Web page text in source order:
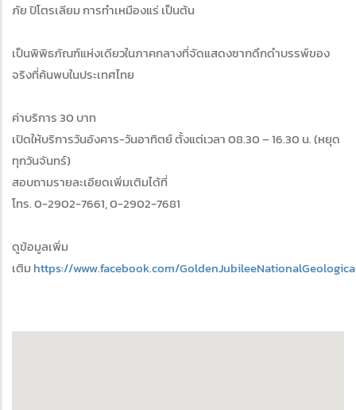
ภัย ปิโตรเลียม การทำเหมืองแร่ เป็นต้น
เป็นพิพิธภัณฑ์แห่งเดียวในภาคกลางที่จัดแสดงซากดึกดำบรรพ์ของ
จริงที่ค้นพบในประเทศไทย
ค่าบริการ 30 บาท
เปิดให้บริการวันอังคาร-วันอาทิตย์ ตั้งแต่เวลา 08.30 – 16.30 น. (หยุด
ทุกวันจันทร์)
สอบถามรายละเอียดเพิ่มเติมได้ที่
โทร. 0-2902-7661, 0-2902-7681
ดูข้อมูลเพิ่ม
เติม https://www.facebook.com/